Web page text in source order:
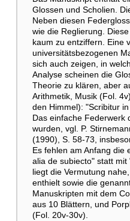
Glossen und Scholien.
Neben diesen
wie die Reglierung.
kaum zu entziffern. Eine
universitätsbezogenen
sich auch zeigen, in
Analyse scheinen die
Theorie zu klären, aber
Arithmetik, Musik (Fol.
den Himmel): "Scribitur
Das einfache Federwerk
wurden, vgl. P.
(1990), S. 58-73,
Es fehlen am Anfang die
alia de subiecto" statt
liegt die Vermutung
enthielt sowie die
Manuskripten mit dem
aus 10 Blättern, und
(Fol. 20v-30v).